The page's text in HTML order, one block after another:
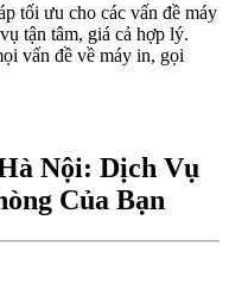
tối ưu cho các vấn đề máy
tận tâm, giá cả hợp lý.
vấn đề về máy in, gọi
Nội: Dịch Vụ
Của Bạn